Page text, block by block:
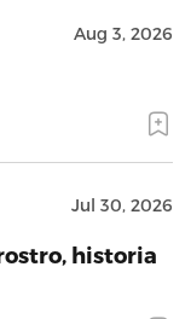
Aug 3, 2026
Jul 30, 2026
historia